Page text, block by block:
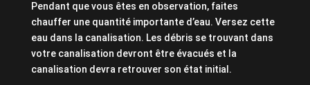
Pendant que vous êtes en observation, faites
chauffer une quantité importante d’eau. Versez cette
eau dans la canalisation. Les débris se trouvant dans
votre canalisation devront être évacués et la
canalisation devra retrouver son état initial.